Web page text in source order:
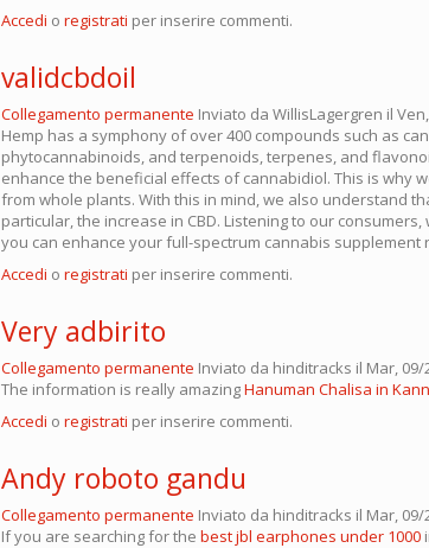
Accedi o registrati per inserire commenti.
validcbdoil
Collegamento permanente Inviato da WillisLagergren il
Hemp has a symphony of over 400 compounds such as
phytocannabinoids, and terpenoids, terpenes, and
enhance the beneficial effects of cannabidiol. This is why
from whole plants. With this in mind, we also understand
particular, the increase in CBD. Listening to our
you can enhance your full-spectrum cannabis supplement
Accedi o registrati per inserire commenti.
Very adbirito
Collegamento permanente Inviato da hinditracks il Mar, 09/
The information is really amazingHanuman Chalisa in
Accedi o registrati per inserire commenti.
Andy roboto gandu
Collegamento permanente Inviato da hinditracks il Mar, 09/
If you are searching for the best jbl earphones under 1000